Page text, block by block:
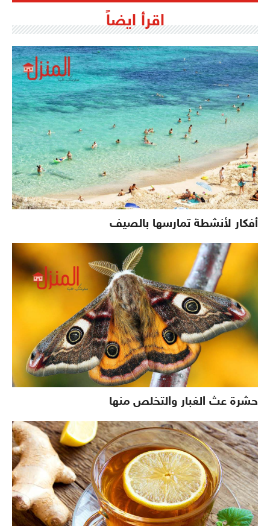
اقرأ ايضاً
أفكار لأنشطة تمارسها بالصيف
حشرة عث الغبار والتخلص منها